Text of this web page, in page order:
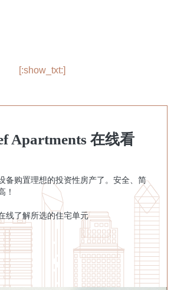
[:show_txt:]
Apartments 在线看
备购置理想的投资性房产了。安全、简
！
线了解所选的住宅单元